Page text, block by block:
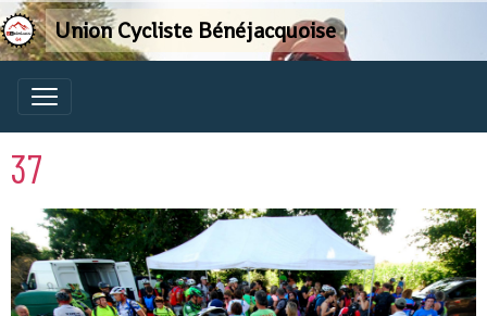
Union Cycliste Bénéjacquoise
37